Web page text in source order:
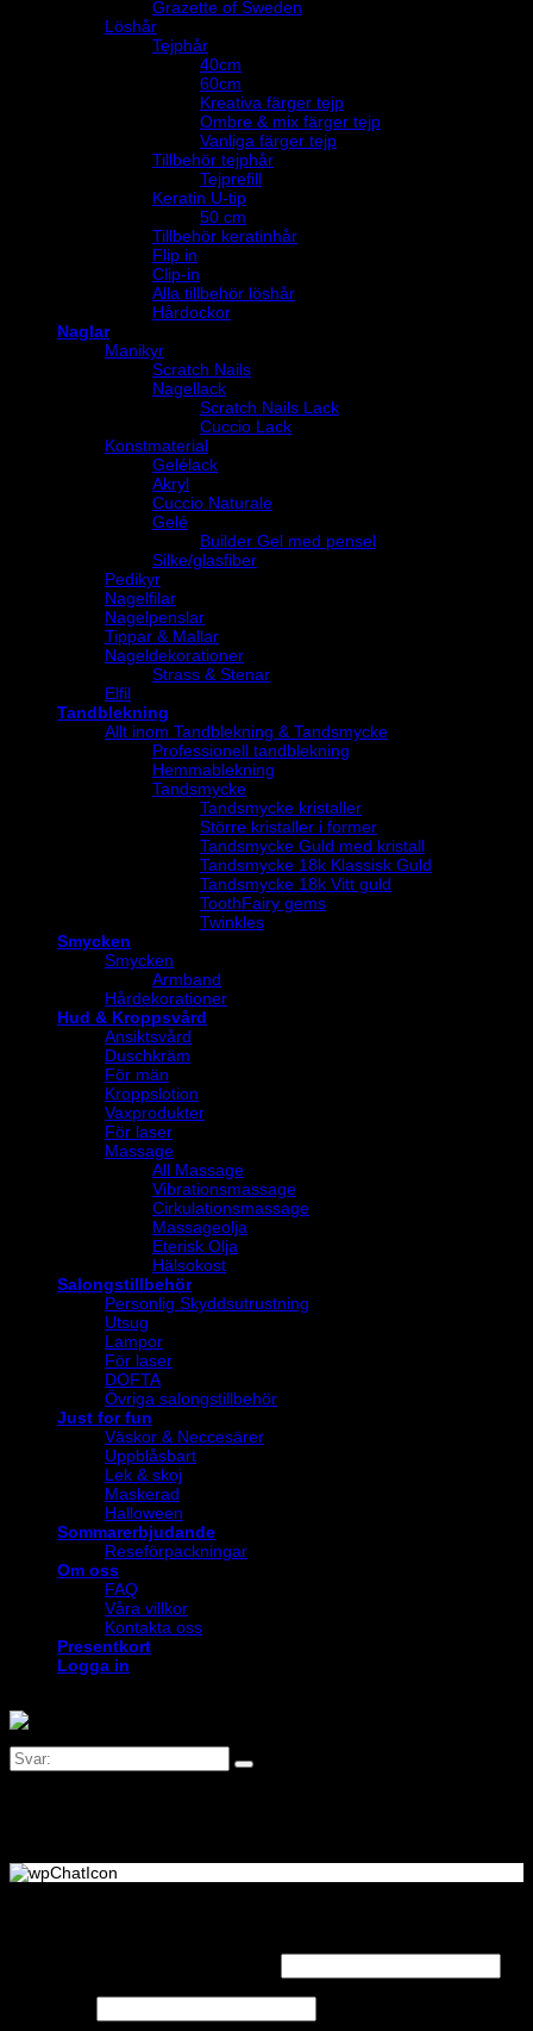
Grazette of Sweden
Löshår
Tejphår
40cm
60cm
Kreativa färger tejp
Ombre & mix färger tejp
Vanliga färger tejp
Tillbehör tejphår
Tejprefill
Keratin U-tip
50 cm
Tillbehör keratinhår
Flip in
Clip-in
Alla tillbehör löshår
Hårdockor
Naglar
Manikyr
Scratch Nails
Nagellack
Scratch Nails Lack
Cuccio Lack
Konstmaterial
Gelélack
Akryl
Cuccio Naturale
Gelé
Builder Gel med pensel
Silke/glasfiber
Pedikyr
Nagelfilar
Nagelpenslar
Tippar & Mallar
Nageldekorationer
Strass & Stenar
Elfil
Tandblekning
Allt inom Tandblekning & Tandsmycke
Professionell tandblekning
Hemmablekning
Tandsmycke
Tandsmycke kristaller
Större kristaller i former
Tandsmycke Guld med kristall
Tandsmycke 18k Klassisk Guld
Tandsmycke 18k Vitt guld
ToothFairy gems
Twinkles
Smycken
Smycken
Armband
Hårdekorationer
Hud & Kroppsvård
Ansiktsvård
Duschkräm
För män
Kroppslotion
Vaxprodukter
För laser
Massage
All Massage
Vibrationsmassage
Cirkulationsmassage
Massageolja
Eterisk Olja
Hälsokost
Salongstillbehör
Personlig Skyddsutrustning
Utsug
Lampor
För laser
DOFTA
Övriga salongstillbehör
Just for fun
Väskor & Neccesärer
Uppblåsbart
Lek & skoj
Maskerad
Halloween
Sommarerbjudande
Reseförpackningar
Om oss
FAQ
Våra villkor
Kontakta oss
Presentkort
Logga in
Obligatoriskt